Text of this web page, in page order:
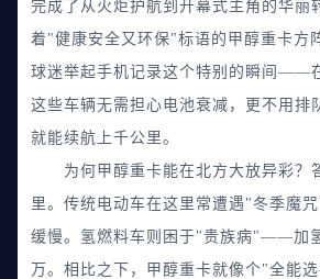
完成了从火炬护航到开幕式主角的华丽
着"健康安全又环保"标语的甲醇重卡方
球迷举起手机记录这个特别的瞬间——
这些车辆无需担心电池衰减，更不用排
就能续航上千公里。
为何甲醇重卡能在北方大放异彩？
里。传统电动车在这里常遭遇"冬季魔
缓慢。氢燃料车则困于"贵族病"——加
万。相比之下，甲醇重卡就像个"全能